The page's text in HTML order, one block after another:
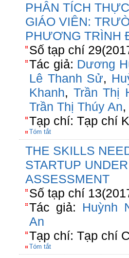
PHÂN TÍCH
GIÁO VIÊN:
PHƯƠNG TRÌNH
Số tạp chí
Tác giả: Dương
Lê Thanh Sử,
Khanh, Trần Thị
Trần Thị Thúy An,
Tạp chí: Tạp chí
Tóm tắt
THE SKILLS
STARTUP
ASSESSMENT
Số tạp chí
Tác giả: Huỳnh
An
Tạp chí: Tạp chí
Tóm tắt